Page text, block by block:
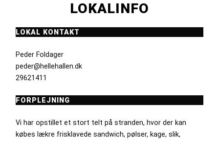
LOKALINFO
LOKAL KONTAKT
Peder Foldager
peder@hellehallen.dk
29621411
FORPLEJNING
Vi har opstillet et stort telt på stranden, hvor der kan
købes lækre frisklavede sandwich, pølser, kage, slik,